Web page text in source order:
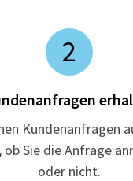
2
Kundenanfragen
ob Sie die Anfrage
oder nicht.